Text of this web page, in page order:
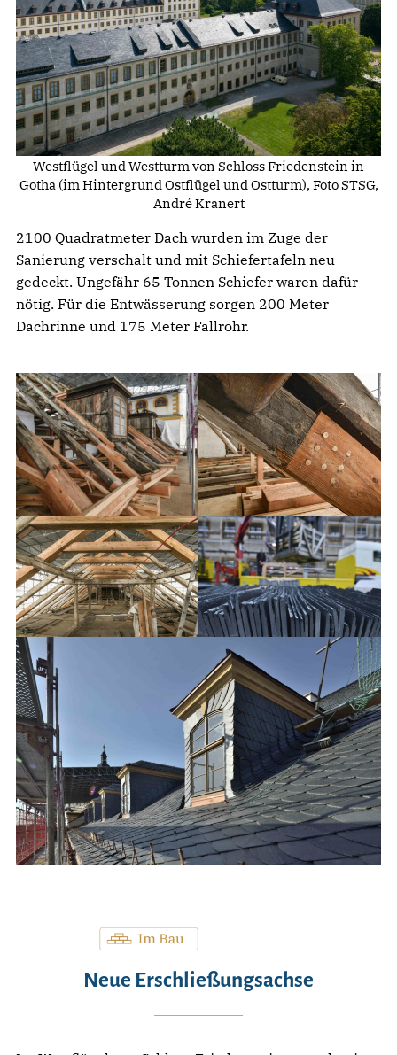
Westflügel und Westturm von Schloss Friedenstein in
Gotha (im Hintergrund Ostflügel und Ostturm), Foto STSG,
André Kranert
2100 Quadratmeter Dach wurden im Zuge der
Sanierung verschalt und mit Schiefertafeln neu
gedeckt. Ungefähr 65 Tonnen Schiefer waren dafür
nötig. Für die Entwässerung sorgen 200 Meter
Dachrinne und 175 Meter Fallrohr.
Neue Erschließungsachse